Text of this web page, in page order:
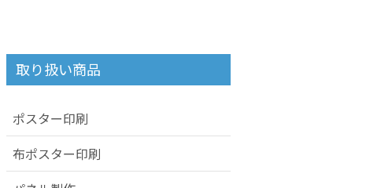
取り扱い商品
ポスター印刷
布ポスター印刷